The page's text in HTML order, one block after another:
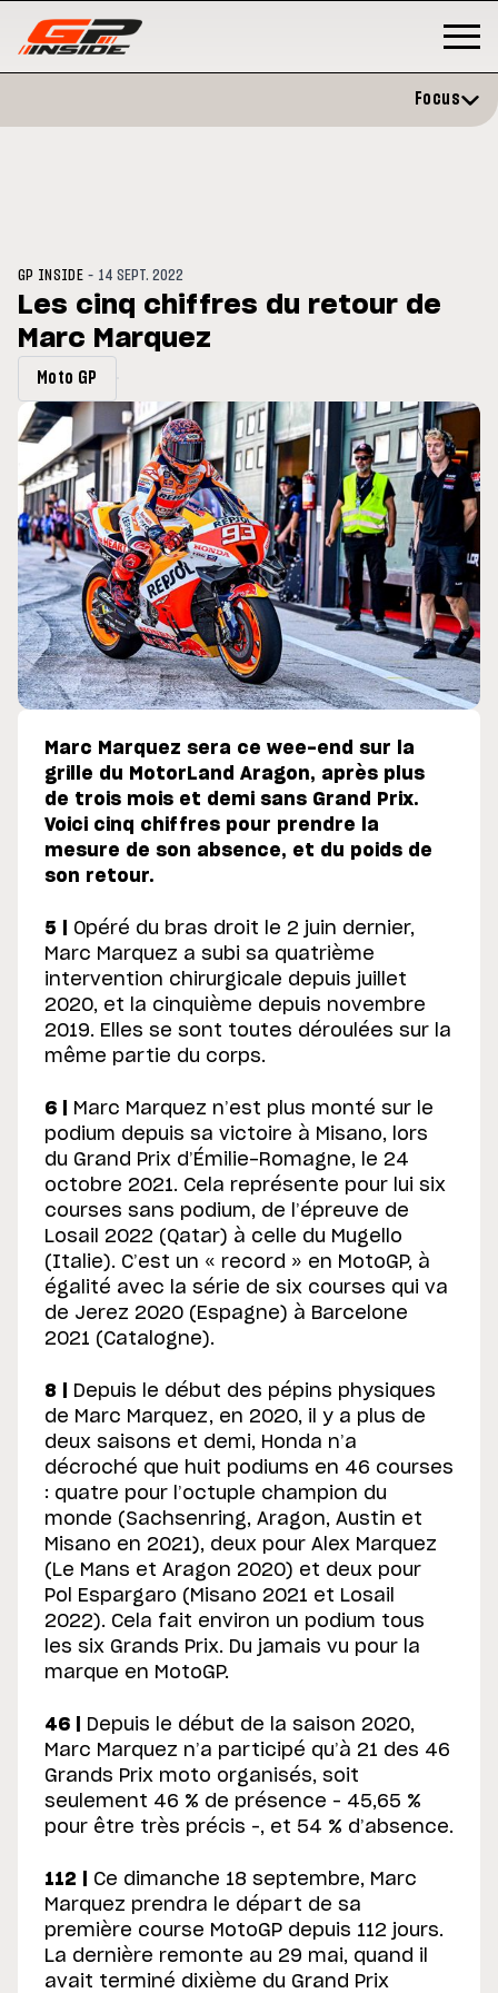
du GP de Grande-
Focus
GP INSIDE - 14 SEPT. 2022
Les cinq chiffres du retour de
Marc Marquez
Moto GP
Marc Marquez sera ce wee-end sur la
grille du MotorLand Aragon, après plus
de trois mois et demi sans Grand Prix.
Voici cinq chiffres pour prendre la
mesure de son absence, et du poids de
son retour.
5 |
Opéré du bras droit le 2 juin dernier,
Marc Marquez a subi sa quatrième
intervention chirurgicale depuis juillet
2020, et la cinquième depuis novembre
2019. Elles se sont toutes déroulées sur la
même partie du corps.
6 |
Marc Marquez n’est plus monté sur le
podium depuis sa victoire à Misano, lors
du Grand Prix d’Émilie-Romagne, le 24
octobre 2021. Cela représente pour lui six
courses sans podium, de l’épreuve de
Losail 2022 (Qatar) à celle du Mugello
(Italie). C’est un « record » en MotoGP, à
égalité avec la série de six courses qui va
de Jerez 2020 (Espagne) à Barcelone
2021 (Catalogne).
8 |
Depuis le début des pépins physiques
de Marc Marquez, en 2020, il y a plus de
deux saisons et demi, Honda n’a
décroché que huit podiums en 46 courses
: quatre pour l’octuple champion du
monde (Sachsenring, Aragon, Austin et
Misano en 2021), deux pour Alex Marquez
(Le Mans et Aragon 2020) et deux pour
Pol Espargaro (Misano 2021 et Losail
2022). Cela fait environ un podium tous
les six Grands Prix. Du jamais vu pour la
marque en MotoGP.
46 |
Depuis le début de la saison 2020,
Marc Marquez n’a participé qu’à 21 des 46
Grands Prix moto organisés, soit
seulement 46 % de présence – 45,65 %
pour être très précis –, et 54 % d’absence.
112 |
Ce dimanche 18 septembre, Marc
Marquez prendra le départ de sa
première course MotoGP depuis 112 jours.
La dernière remonte au 29 mai, quand il
avait terminé dixième du Grand Prix